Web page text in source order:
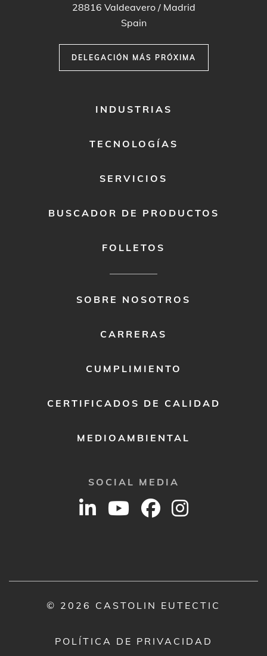
28816 Valdeavero / Madrid
Spain
DELEGACIÓN MÁS PRÓXIMA
INDUSTRIAS
TECNOLOGÍAS
SERVICIOS
BUSCADOR DE PRODUCTOS
FOLLETOS
SOBRE NOSOTROS
CARRERAS
CUMPLIMIENTO
CERTIFICADOS DE CALIDAD
MEDIOAMBIENTAL
SOCIAL MEDIA
© 2026 CASTOLIN EUTECTIC
POLÍTICA DE PRIVACIDAD